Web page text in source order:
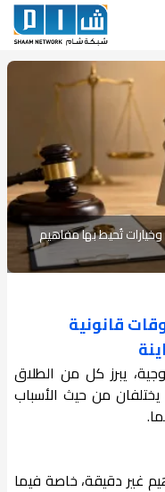
تُحيط بها مفاهيم
قانونية
يبرز كل من الطلاق
يختلفان من حيث الأسباب
غير دقيقة، خاصة فيما